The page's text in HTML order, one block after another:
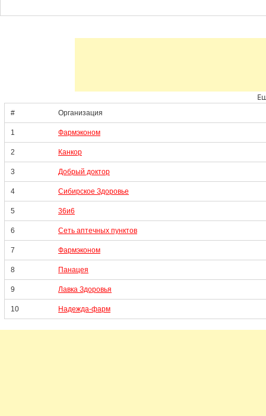
# Организация
1 Фармэконом
2 Канкор
3 Добрый доктор
4 Сибирское Здоровье
5 36и6
6 Сеть аптечных пунктов
7 Фармэконом
8 Панацея
9 Лавка Здоровья
10 Надежда-фарм